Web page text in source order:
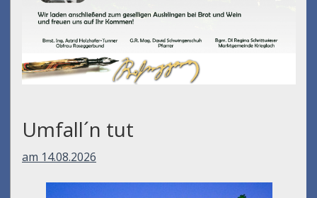
Umfall´n tut
am 14.08.2026